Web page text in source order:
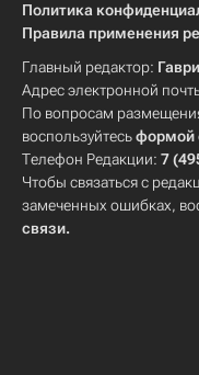
Политика
Правила применения
Главный редактор:
Адрес электронной
По вопросам
воспользуйтесьформой
Телефон Редакции: 7
Чтобы связаться с
замеченных ошибках,
связи.